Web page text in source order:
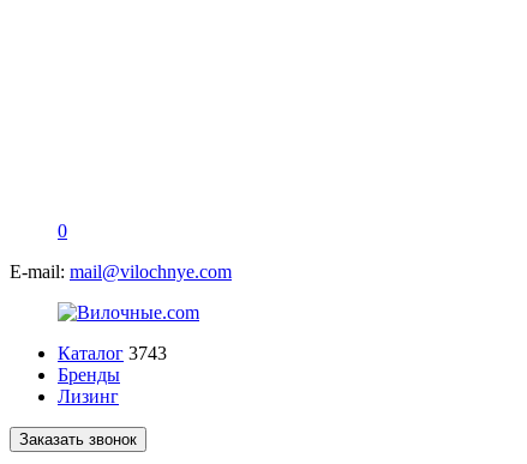
0
E-mail: mail@vilochnye.com
Каталог 3743
Бренды
Лизинг
Заказать звонок